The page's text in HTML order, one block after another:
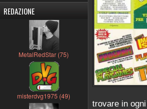
REDAZIONE
MetalRedStar (75)
misterdvg1975 (49)
trovare in